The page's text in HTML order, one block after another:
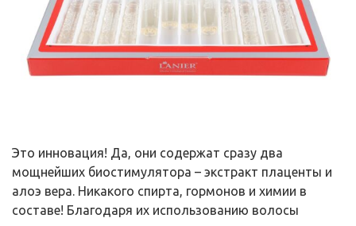
Это инновация! Да, они содержат сразу два
мощнейших биостимулятора – экстракт плаценты и
алоэ вера. Никакого спирта, гормонов и химии в
составе! Благодаря их использованию волосы